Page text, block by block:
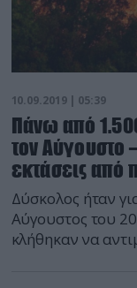
10.09.2019 | 05:39
Πάνω από
τον Αύγουστο
εκτάσεις από
Δύσκολος ήταν
Αύγουστος του
κλήθηκαν να